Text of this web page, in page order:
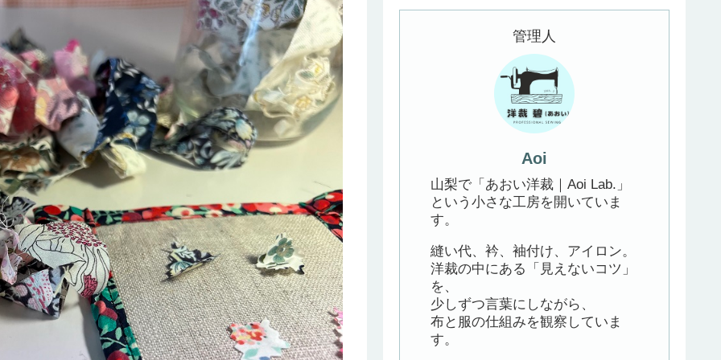
管理人
Aoi
山梨で「あおい洋裁｜Aoi Lab.」
という小さな工房を開いていま
す。
縫い代、衿、袖付け、アイロン。
洋裁の中にある「見えないコツ」
を、
少しずつ言葉にしながら、
布と服の仕組みを観察していま
す。